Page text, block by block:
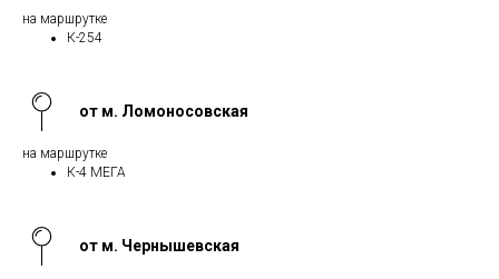
на маршрутке
К-254
от м. Ломоносовская
на маршрутке
К-4 МЕГА
от м. Чернышевская